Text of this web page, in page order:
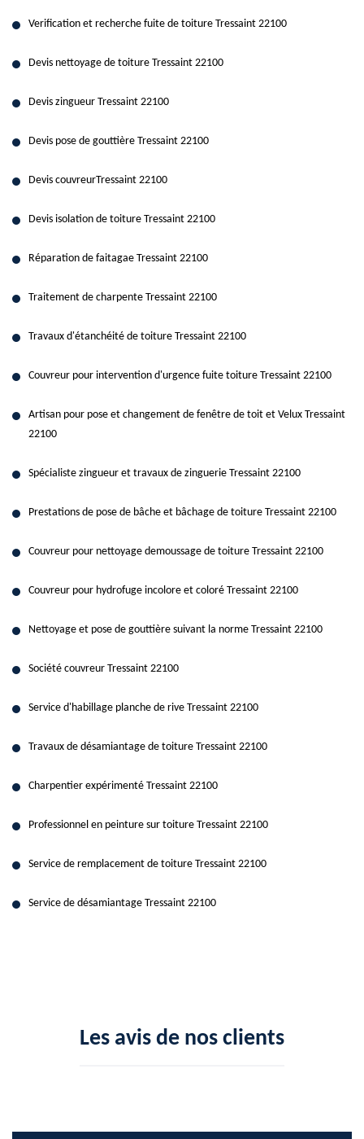
Verification et recherche fuite de toiture Tressaint 22100
Devis nettoyage de toiture Tressaint 22100
Devis zingueur Tressaint 22100
Devis pose de gouttière Tressaint 22100
Devis couvreurTressaint 22100
Devis isolation de toiture Tressaint 22100
Réparation de faitagae Tressaint 22100
Traitement de charpente Tressaint 22100
Travaux d'étanchéité de toiture Tressaint 22100
Couvreur pour intervention d'urgence fuite toiture Tressaint 22100
Artisan pour pose et changement de fenêtre de toit et Velux Tressaint
22100
Spécialiste zingueur et travaux de zinguerie Tressaint 22100
Prestations de pose de bâche et bâchage de toiture Tressaint 22100
Couvreur pour nettoyage demoussage de toiture Tressaint 22100
Couvreur pour hydrofuge incolore et coloré Tressaint 22100
Nettoyage et pose de gouttière suivant la norme Tressaint 22100
Société couvreur Tressaint 22100
Service d'habillage planche de rive Tressaint 22100
Travaux de désamiantage de toiture Tressaint 22100
Charpentier expérimenté Tressaint 22100
Professionnel en peinture sur toiture Tressaint 22100
Service de remplacement de toiture Tressaint 22100
Service de désamiantage Tressaint 22100
Les avis de nos clients